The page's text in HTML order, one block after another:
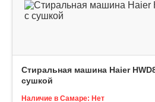
Стиральная машина Haier
сушкой
Наличие в Самаре: Нет